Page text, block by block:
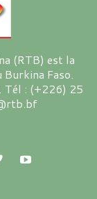
(RTB) est la
Faso.
Tél : (+226) 25